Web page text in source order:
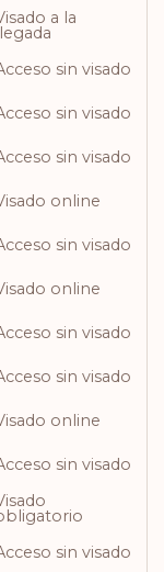
a la
sin visado
sin visado
sin visado
online
sin visado
online
sin visado
sin visado
online
sin visado
sin visado